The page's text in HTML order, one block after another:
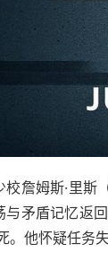
校詹姆斯·里斯
与矛盾记忆返
。他怀疑任务